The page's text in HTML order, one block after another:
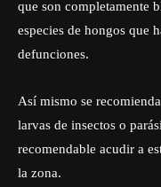
que son completamente
especies de hongos que
defunciones.
Así mismo se
larvas de insectos o
recomendable acudir a
la zona.